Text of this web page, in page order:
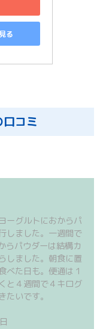
る
コミ
ヨーグルトにおからパ
しました。一週間で
らパウダーは結構カ
しました。朝食に置
べた日も。便通は１
と４週間で４キログ
いです。